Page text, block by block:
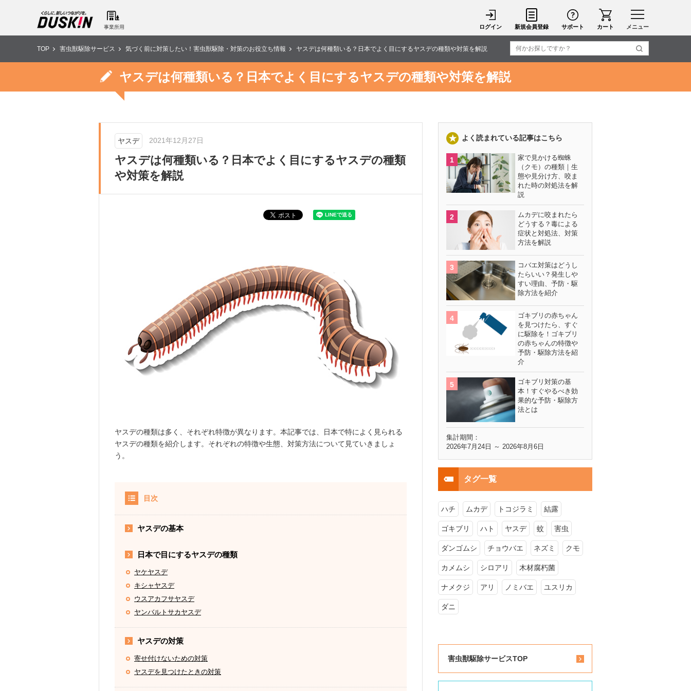
事業所用 メニュー
ログイン 新規会員登録 サポート カート
TOP 害虫獣駆除サービス 気づく前に対策したい！害虫獣駆除・対策のお役立ち情報 ヤスデは何種類いる？日本でよく目にするヤスデの種類や対策を解説
ヤスデは何種類いる？日本でよく目にするヤスデの種類や対策を解説
ヤスデ 2021年12月27日
ヤスデは何種類いる？日本でよく目にするヤスデの種類
や対策を解説
ヤスデの種類は多く、それぞれ特徴が異なります。本記事では、日本で特によく見られる
ヤスデの種類を紹介します。それぞれの特徴や生態、対策方法について見ていきましょ
う。
目次
ヤスデの基本
日本で目にするヤスデの種類
ヤケヤスデ
キシャヤスデ
ウスアカフサヤスデ
ヤンバルトサカヤスデ
ヤスデの対策
寄せ付けないための対策
ヤスデを見つけたときの対策
よく読まれている記事はこちら
家で見かける蜘蛛
（クモ）の種類｜生
態や見分け方、咬ま
れた時の対処法を解
説
ムカデに咬まれたら
どうする？毒による
症状と対処法、対策
方法を解説
コバエ対策はどうし
たらいい？発生しや
すい理由、予防・駆
除方法を紹介
ゴキブリの赤ちゃん
を見つけたら、すぐ
に駆除を！ゴキブリ
の赤ちゃんの特徴や
予防・駆除方法を紹
介
ゴキブリ対策の基
本！すぐやるべき効
果的な予防・駆除方
法とは
集計期間：
2026年7月24日 ～ 2026年8月6日
タグ一覧
ハチ ムカデ トコジラミ 結露
ゴキブリ ハト ヤスデ 蚊 害虫
ダンゴムシ チョウバエ ネズミ クモ
カメムシ シロアリ 木材腐朽菌
ナメクジ アリ ノミバエ ユスリカ
ダニ
害虫獣駆除サービスTOP